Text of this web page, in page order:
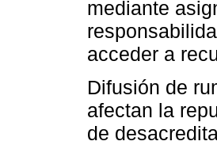
mediante
acceder a
Difusión de
afectan la
de